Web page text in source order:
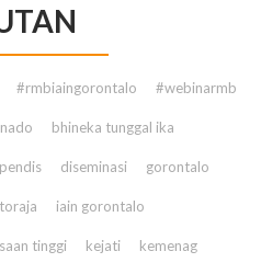
#rmbiaingorontalo #webinarmb
bhineka tunggal ika
diseminasi gorontalo
iain gorontalo
tinggi kejati kemenag